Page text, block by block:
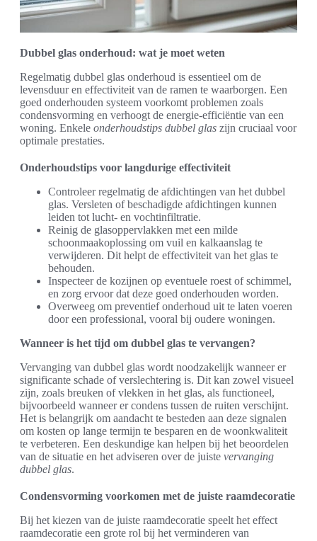
Dubbel glas onderhoud: wat je moet weten
Regelmatig dubbel glas onderhoud is essentieel om de
levensduur en effectiviteit van de ramen te waarborgen. Een
goed onderhouden systeem voorkomt problemen zoals
condensvorming en verhoogt de energie-efficiëntie van een
woning. Enkele onderhoudstips dubbel glas zijn cruciaal voor
optimale prestaties.
Onderhoudstips voor langdurige effectiviteit
Controleer regelmatig de afdichtingen van het dubbel
glas. Versleten of beschadigde afdichtingen kunnen
leiden tot lucht- en vochtinfiltratie.
Reinig de glasoppervlakken met een milde
schoonmaakoplossing om vuil en kalkaanslag te
verwijderen. Dit helpt de effectiviteit van het glas te
behouden.
Inspecteer de kozijnen op eventuele roest of schimmel,
en zorg ervoor dat deze goed onderhouden worden.
Overweeg om preventief onderhoud uit te laten voeren
door een professional, vooral bij oudere woningen.
Wanneer is het tijd om dubbel glas te vervangen?
Vervanging van dubbel glas wordt noodzakelijk wanneer er
significante schade of verslechtering is. Dit kan zowel visueel
zijn, zoals breuken of vlekken in het glas, als functioneel,
bijvoorbeeld wanneer er condens tussen de ruiten verschijnt.
Het is belangrijk om aandacht te besteden aan deze signalen
om kosten op lange termijn te besparen en de woonkwaliteit
te verbeteren. Een deskundige kan helpen bij het beoordelen
van de situatie en het adviseren over de juiste vervanging
dubbel glas.
Condensvorming voorkomen met de juiste raamdecoratie
Bij het kiezen van de juiste raamdecoratie speelt het effect
raamdecoratie een grote rol bij het verminderen van